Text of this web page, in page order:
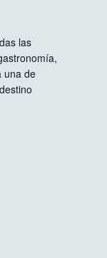
las
una de